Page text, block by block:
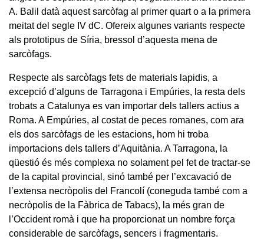
A. Balil datà aquest sarcòfag al primer quart o a la primera
meitat del segle IV dC. Ofereix algunes variants respecte
als prototipus de Síria, bressol d’aquesta mena de
sarcòfags.
Respecte als sarcòfags fets de materials lapidis, a
excepció d’alguns de Tarragona i Empúries, la resta dels
trobats a Catalunya es van importar dels tallers actius a
Roma. A Empúries, al costat de peces romanes, com ara
els dos sarcòfags de les estacions, hom hi troba
importacions dels tallers d’Aquitània. A Tarragona, la
qüestió és més complexa no solament pel fet de tractar-se
de la capital provincial, sinó també per l’excavació de
l’extensa necròpolis del Francolí (coneguda també com a
necròpolis de la Fàbrica de Tabacs), la més gran de
l’Occident romà i que ha proporcionat un nombre força
considerable de sarcòfags, sencers i fragmentaris.